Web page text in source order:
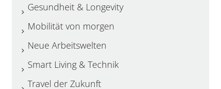
Gesundheit & Longevity
Mobilität von morgen
Neue Arbeitswelten
Smart Living & Technik
Travel der Zukunft